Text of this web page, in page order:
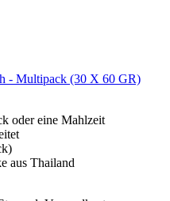
- Multipack (30 X 60 GR)
oder eine Mahlzeit
aus Thailand